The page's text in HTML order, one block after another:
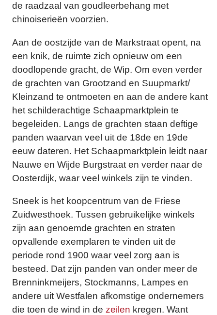
de raadzaal van goudleerbehang met
chinoiserieën voorzien.
Aan de oostzijde van de Markstraat opent, na
een knik, de ruimte zich opnieuw om een
doodlopende gracht, de Wip. Om even verder
de grachten van Grootzand en Suupmarkt/
Kleinzand te ontmoeten en aan de andere kant
het schilderachtige Schaapmarktplein te
begeleiden. Langs de grachten staan deftige
panden waarvan veel uit de 18de en 19de
eeuw dateren. Het Schaapmarktplein leidt naar
Nauwe en Wijde Burgstraat en verder naar de
Oosterdijk, waar veel winkels zijn te vinden.
Sneek is het koopcentrum van de Friese
Zuidwesthoek. Tussen gebruikelijke winkels
zijn aan genoemde grachten en straten
opvallende exemplaren te vinden uit de
periode rond 1900 waar veel zorg aan is
besteed. Dat zijn panden van onder meer de
Brenninkmeijers, Stockmanns, Lampes en
andere uit Westfalen afkomstige ondernemers
die toen de wind in de zeilen kregen. Want